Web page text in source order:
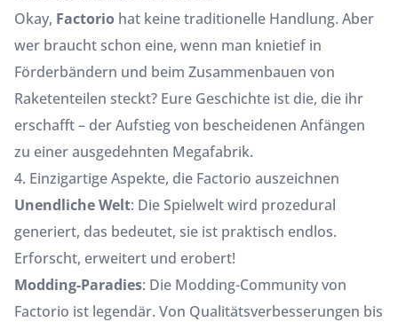
Okay, Factorio hat keine traditionelle Handlung. Aber
wer braucht schon eine, wenn man knietief in
Förderbändern und beim Zusammenbauen von
Raketenteilen steckt? Eure Geschichte ist die, die ihr
erschafft – der Aufstieg von bescheidenen Anfängen
zu einer ausgedehnten Megafabrik.
4. Einzigartige Aspekte, die Factorio auszeichnen
Unendliche Welt: Die Spielwelt wird prozedural
generiert, das bedeutet, sie ist praktisch endlos.
Erforscht, erweitert und erobert!
Modding-Paradies: Die Modding-Community von
Factorio ist legendär. Von Qualitätsverbesserungen bis